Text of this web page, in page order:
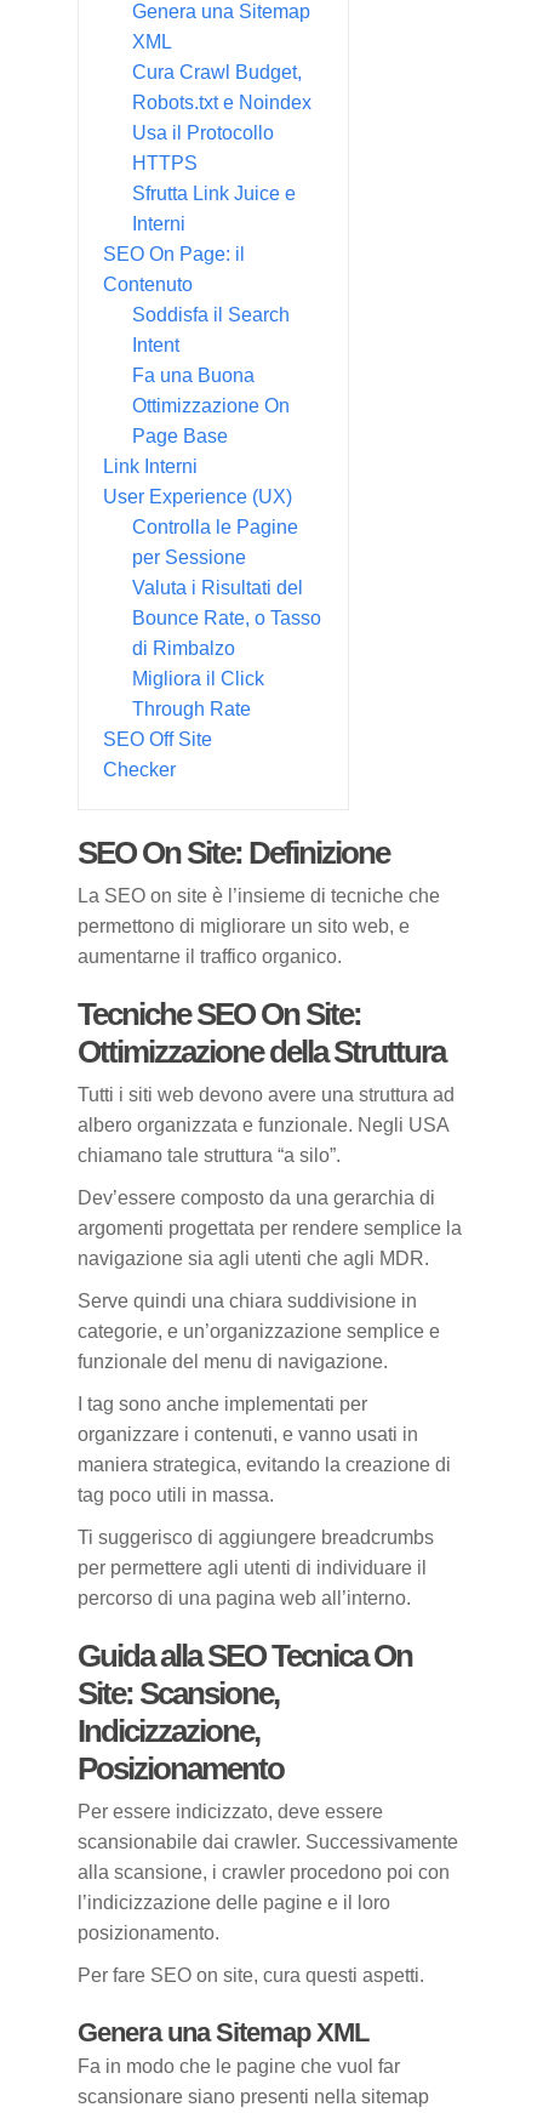
Genera una Sitemap
XML
Cura Crawl Budget,
Robots.txt e Noindex
Usa il Protocollo
HTTPS
Sfrutta Link Juice e
Interni
SEO On Page: il
Contenuto
Soddisfa il Search
Intent
Fa una Buona
Ottimizzazione On
Page Base
Link Interni
User Experience (UX)
Controlla le Pagine
per Sessione
Valuta i Risultati del
Bounce Rate, o Tasso
di Rimbalzo
Migliora il Click
Through Rate
SEO Off Site
Checker
SEO On Site: Definizione
La SEO on site è l’insieme di tecniche che
permettono di migliorare un sito web, e
aumentarne il traffico organico.
Tecniche SEO On Site:
Ottimizzazione della Struttura
Tutti i siti web devono avere una struttura ad
albero organizzata e funzionale. Negli USA
chiamano tale struttura “a silo”.
Dev’essere composto da una gerarchia di
argomenti progettata per rendere semplice la
navigazione sia agli utenti che agli MDR.
Serve quindi una chiara suddivisione in
categorie, e un’organizzazione semplice e
funzionale del menu di navigazione.
I tag sono anche implementati per
organizzare i contenuti, e vanno usati in
maniera strategica, evitando la creazione di
tag poco utili in massa.
Ti suggerisco di aggiungere breadcrumbs
per permettere agli utenti di individuare il
percorso di una pagina web all’interno.
Guida alla SEO Tecnica On
Site: Scansione,
Indicizzazione,
Posizionamento
Per essere indicizzato, deve essere
scansionabile dai crawler. Successivamente
alla scansione, i crawler procedono poi con
l’indicizzazione delle pagine e il loro
posizionamento.
Per fare SEO on site, cura questi aspetti.
Genera una Sitemap XML
Fa in modo che le pagine che vuol far
scansionare siano presenti nella sitemap